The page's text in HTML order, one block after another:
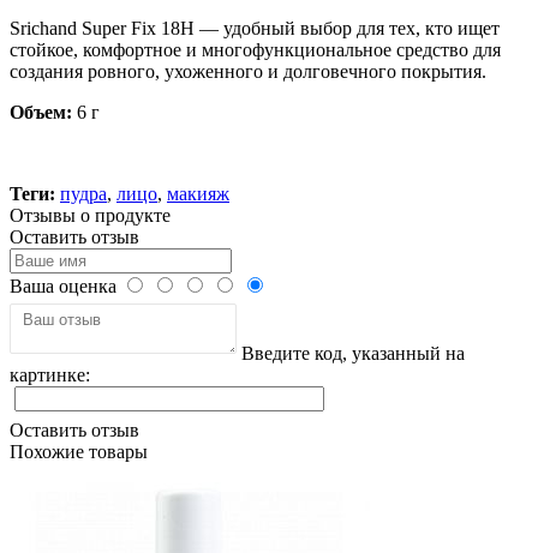
Srichand Super Fix 18H — удобный выбор для тех, кто ищет
стойкое, комфортное и многофункциональное средство для
создания ровного, ухоженного и долговечного покрытия.
Объем: 6 г
Теги: пудра, лицо, макияж
Отзывы о продукте
Оставить отзыв
Ваша оценка
Введите код, указанный на
картинке:
Оставить отзыв
Похожие товары